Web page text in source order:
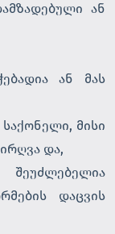
ან
ან მას
მისი
და,
დაცვის